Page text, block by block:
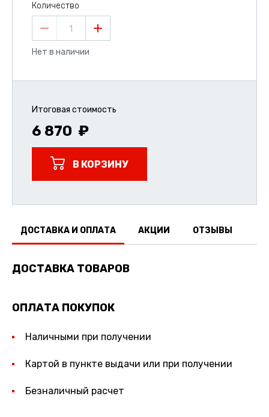
Количество
1
Нет в наличии
Итоговая стоимость
6 870
В КОРЗИНУ
ДОСТАВКА И ОПЛАТА АКЦИИ ОТЗЫВЫ
ДОСТАВКА ТОВАРОВ
ОПЛАТА ПОКУПОК
Наличными при получении
Картой в пункте выдачи или при получении
Безналичный расчет